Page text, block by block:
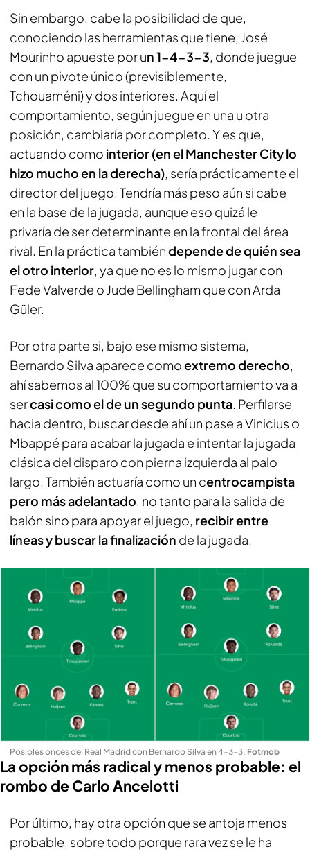
Sin embargo, cabe la posibilidad de que,
conociendo las herramientas que tiene, José
Mourinho apueste por un 1-4-3-3, donde juegue
con un pivote único (previsiblemente,
Tchouaméni) y dos interiores. Aquí el
comportamiento, según juegue en una u otra
posición, cambiaría por completo. Y es que,
actuando como interior (en el Manchester City lo
hizo mucho en la derecha), sería prácticamente el
director del juego. Tendría más peso aún si cabe
en la base de la jugada, aunque eso quizá le
privaría de ser determinante en la frontal del área
rival. En la práctica tambiéndepende de quién sea
el otro interior, ya que no es lo mismo jugar con
Fede Valverde o Jude Bellingham que con Arda
Güler.
Por otra parte si, bajo ese mismo sistema,
Bernardo Silva aparece comoextremo derecho,
ahí sabemos al 100% que su comportamiento va a
sercasi como el de un segundo punta. Perfilarse
hacia dentro, buscar desde ahí un pase a Vinicius o
Mbappé para acabar la jugada e intentar la jugada
clásica del disparo con pierna izquierda al palo
largo. También actuaría como un centrocampista
pero más adelantado, no tanto para la salida de
balón sino para apoyar el juego, recibir entre
líneas y buscar la finalización de la jugada.
Posibles onces del Real Madrid con Bernardo Silva en 4-3-3. Fotmob
La opción más radical y menos probable: el
rombo de Carlo Ancelotti
Por último, hay otra opción que se antoja menos
probable, sobre todo porque rara vez se le ha